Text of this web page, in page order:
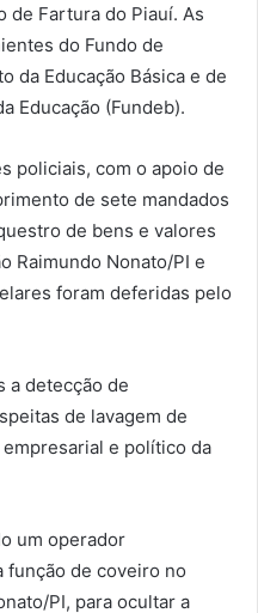
de Fartura do Piauí. As
do Fundo de
da Educação Básica e de
Educação (Fundeb).
policiais, com o apoio de
de sete mandados
de bens e valores
Raimundo Nonato/PI e
foram deferidas pelo
a detecção de
de lavagem de
e político da
um operador
função de coveiro no
PI, para ocultar a